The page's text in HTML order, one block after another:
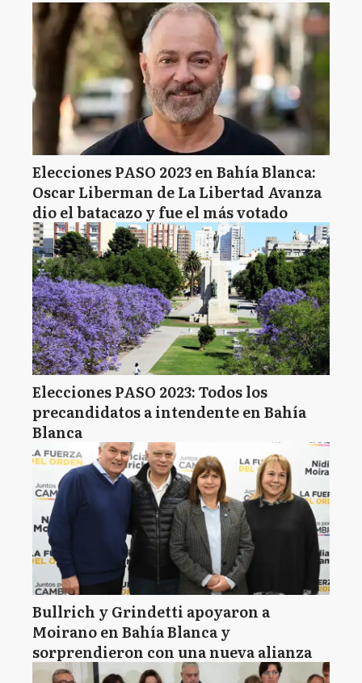
Elecciones PASO 2023 en Bahía Blanca:
Oscar Liberman de La Libertad Avanza
dio el batacazo y fue el más votado
Elecciones PASO 2023: Todos los
precandidatos a intendente en Bahía
Blanca
Bullrich y Grindetti apoyaron a
Moirano en Bahía Blanca y
sorprendieron con una nueva alianza